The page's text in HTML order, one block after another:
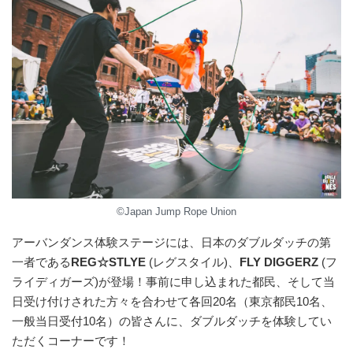
©Japan Jump Rope Union
アーバンダンス体験ステージには、日本のダブルダッチの第
一者であるREG☆STLYE (レグスタイル)、 FLY DIGGERZ (フ
ライディガーズ)が登場！事前に申し込まれた都民、そして当
日受け付けされた方々を合わせて各回20名（東京都民10名、
一般当日受付10名）の皆さんに、ダブルダッチを体験してい
ただくコーナーです！